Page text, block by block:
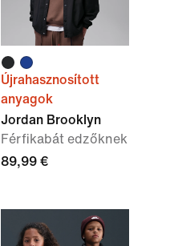
Újrahasznosított
anyagok
Jordan Brooklyn
Férfikabát edzőknek
89,99 €